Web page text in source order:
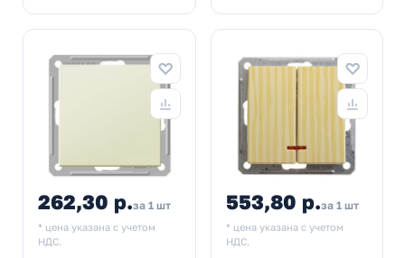
262,30 р.за 1 шт
* цена указана с учетом
НДС.
553,80 р.за 1 шт
* цена указана с учетом
НДС.